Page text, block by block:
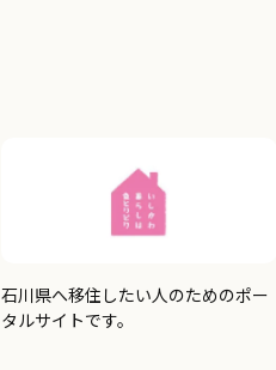
石川県へ移住したい人のためのポー
タルサイトです。